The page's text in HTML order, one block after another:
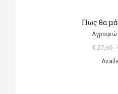
Πως θα
€ 27,60